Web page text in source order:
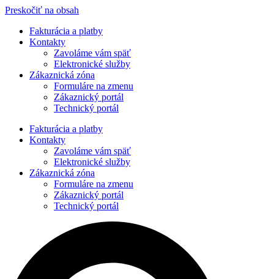
Preskočiť na obsah
Fakturácia a platby
Kontakty
Zavoláme vám späť
Elektronické služby
Zákaznická zóna
Formuláre na zmenu
Zákaznický portál
Technický portál
Fakturácia a platby
Kontakty
Zavoláme vám späť
Elektronické služby
Zákaznická zóna
Formuláre na zmenu
Zákaznický portál
Technický portál